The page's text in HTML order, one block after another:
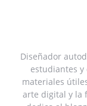
Diseñador
estudiantes y
materiales
arte digital y la